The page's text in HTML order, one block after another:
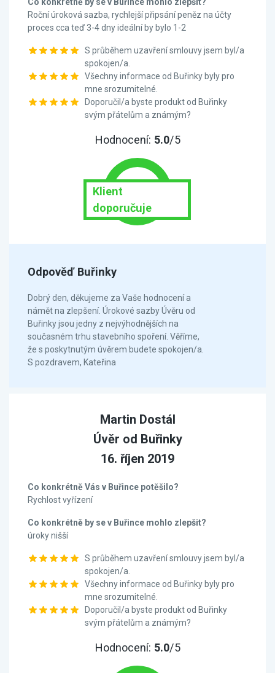
Roční úroková sazba, rychlejší připsání peněz na účty
proces cca teď 3-4 dny ideální by bylo 1-2
S průběhem uzavření smlouvy jsem byl/a
spokojen/a.
Všechny informace od Buřinky byly pro
mne srozumitelné.
Doporučil/a byste produkt od Buřinky
svým přátelům a známým?
Hodnocení: 5.0/5
Klient
doporučuje
Odpověď Buřinky
Dobrý den, děkujeme za Vaše hodnocení a
námět na zlepšení. Úrokové sazby Úvěru od
Buřinky jsou jedny z nejvýhodnějších na
současném trhu stavebního spoření. Věříme,
že s poskytnutým úvěrem budete spokojen/a.
S pozdravem, Kateřina
Martin Dostál
Úvěr od Buřinky
16. říjen 2019
Co konkrétně Vás v Buřince potěšilo?
Rychlost vyřízení
Co konkrétně by se v Buřince mohlo zlepšit?
úroky nišší
S průběhem uzavření smlouvy jsem byl/a
spokojen/a.
Všechny informace od Buřinky byly pro
mne srozumitelné.
Doporučil/a byste produkt od Buřinky
svým přátelům a známým?
Hodnocení: 5.0/5